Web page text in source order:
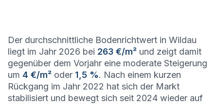
Der durchschnittliche Bodenrichtwert in Wildau
liegt im Jahr 2026 bei 263 €/m² und zeigt damit
gegenüber dem Vorjahr eine moderate Steigerung
um 4 €/m² oder 1,5 %. Nach einem kurzen
Rückgang im Jahr 2022 hat sich der Markt
stabilisiert und bewegt sich seit 2024 wieder auf